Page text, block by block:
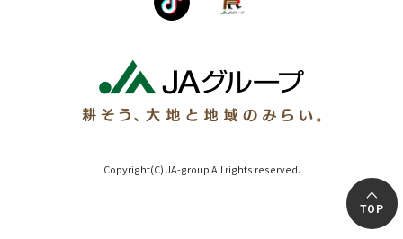
Copyright(C) JA-group All rights reserved.
TOP